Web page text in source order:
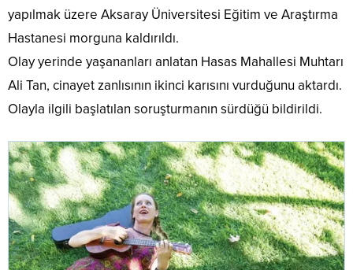
yapılmak üzere Aksaray Üniversitesi Eğitim ve Araştırma
Hastanesi morguna kaldırıldı.
Olay yerinde yaşananları anlatan Hasas Mahallesi Muhtarı
Ali Tan, cinayet zanlısının ikinci karısını vurduğunu aktardı.
Olayla ilgili başlatılan soruşturmanın sürdüğü bildirildi.